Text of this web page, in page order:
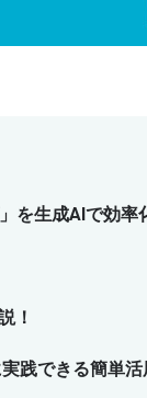
を生成AIで効率
！
践できる簡単